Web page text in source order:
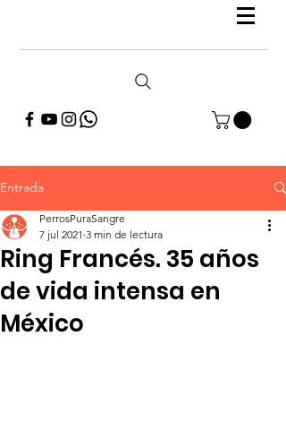
Entrada
Ring Francés. 35 años
de vida intensa en
México
PerrosPuraSangre
7 jul 2021 3 min de lectura